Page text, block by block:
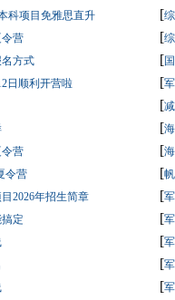
科项目免雅思直升 [
营 [
方式 [
日顺利开营啦 [
[
[
令营 [
令营 [
2026年招生简章 [
定 [
[
[
[